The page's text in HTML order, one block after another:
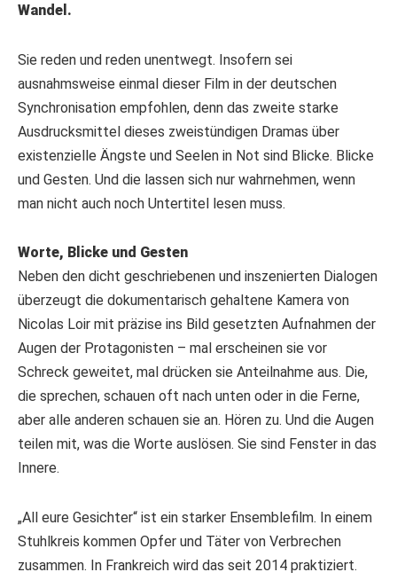
Wandel.
Sie reden und reden unentwegt. Insofern sei
ausnahmsweise einmal dieser Film in der deutschen
Synchronisation empfohlen, denn das zweite starke
Ausdrucksmittel dieses zweistündigen Dramas über
existenzielle Ängste und Seelen in Not sind Blicke. Blicke
und Gesten. Und die lassen sich nur wahrnehmen, wenn
man nicht auch noch Untertitel lesen muss.
Worte, Blicke und Gesten
Neben den dicht geschriebenen und inszenierten Dialogen
überzeugt die dokumentarisch gehaltene Kamera von
Nicolas Loir mit präzise ins Bild gesetzten Aufnahmen der
Augen der Protagonisten – mal erscheinen sie vor
Schreck geweitet, mal drücken sie Anteilnahme aus. Die,
die sprechen, schauen oft nach unten oder in die Ferne,
aber alle anderen schauen sie an. Hören zu. Und die Augen
teilen mit, was die Worte auslösen. Sie sind Fenster in das
Innere.
„All eure Gesichter“ ist ein starker Ensemblefilm. In einem
Stuhlkreis kommen Opfer und Täter von Verbrechen
zusammen. In Frankreich wird das seit 2014 praktiziert.